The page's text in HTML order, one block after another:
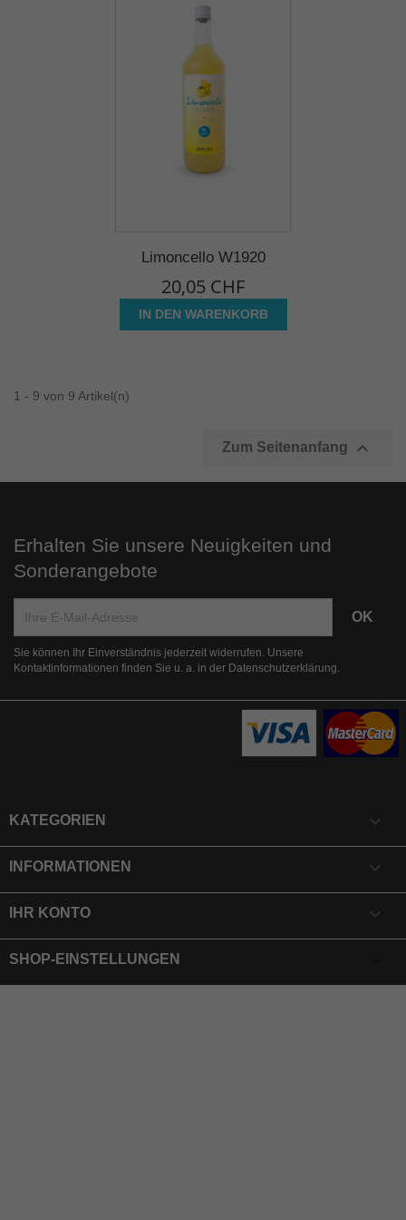
Limoncello W1920
20,05 CHF
IN DEN WARENKORB
1 - 9 von 9 Artikel(n)
Zum Seitenanfang 
Erhalten Sie unsere Neuigkeiten und
Sonderangebote
Sie können Ihr Einverständnis jederzeit widerrufen. Unsere
Kontaktinformationen finden Sie u. a. in der Datenschutzerklärung.
KATEGORIEN 
INFORMATIONEN 
IHR KONTO 
SHOP-EINSTELLUNGEN